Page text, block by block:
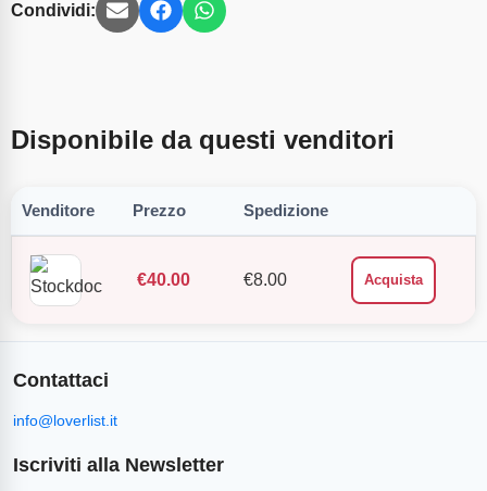
Condividi:
Disponibile da questi venditori
Venditore Prezzo Spedizione
€40.00 €8.00 Acquista
Contattaci
info@loverlist.it
Iscriviti alla Newsletter